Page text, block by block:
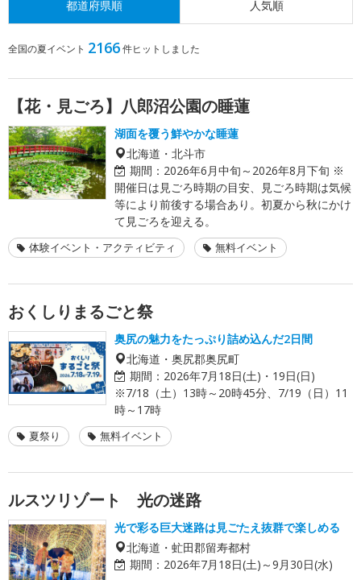
都道府県順 人気順
全国の夏イベント 2166件ヒットしました
【花・見ごろ】八郎沼公園の睡蓮
湖面を覆う鮮やかな睡蓮
北海道・北斗市
期間： 2026年6月中旬～2026年8月下旬 ※
開催日は見ごろ時期の目安、見ごろ時期は気候
等により前後する場合あり。初夏から秋にかけ
て見ごろを迎える。
体験イベント・アクティビティ 無料イベント
おくしりまるごと祭
奥尻の魅力をたっぷり詰め込んだ2日間
北海道・奥尻郡奥尻町
期間： 2026年7月18日(土)・19日(日)
※7/18（土）13時～20時45分、7/19（日）11
時～17時
夏祭り 無料イベント
ルスツリゾート 光の迷路
光で彩る巨大迷路は見ごたえ抜群で楽しめる
北海道・虻田郡留寿都村
期間： 2026年7月18日(土)～9月30日(水)